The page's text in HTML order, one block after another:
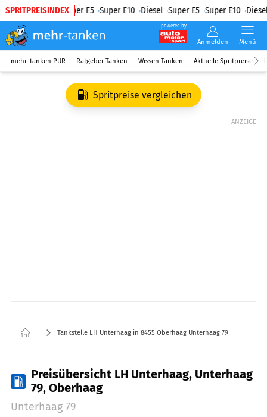
SPRITPREISINDEX
Diesel Super E5 Super E10 Diesel Super E5 Super E10 Diesel
powered by
Anmelden Menü
mehr-tanken PUR Ratgeber Tanken Wissen Tanken Aktuelle Spritpreise
Spritpreise vergleichen
ANZEIGE
Tankstelle LH Unterhaag in 8455 Oberhaag Unterhaag 79
Preisübersicht LH Unterhaag, Unterhaag
79, Oberhaag
Unterhaag 79